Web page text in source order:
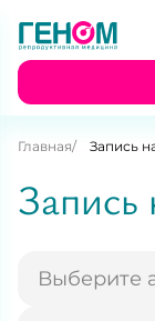
Главная Запись
Запись
Выберите